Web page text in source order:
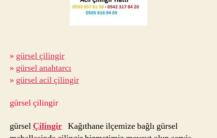
» gürsel çilingir
» gürsel anahtarcı
» gürsel acil çilingir
gürsel çilingir
gürsel Çilingir Kağıthane ilçemize bağlı gürsel